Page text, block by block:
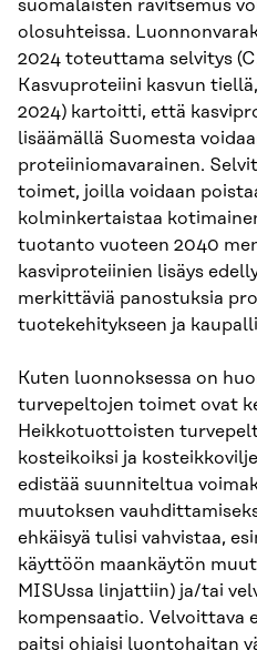
suomalaisten ravitsemus
olosuhteissa.
2024 toteuttama selvitys
Kasvuproteiini kasvun
2024) kartoitti, että
lisäämällä Suomesta
proteiiniomavarainen.
toimet, joilla voidaan
kolminkertaistaa
tuotanto vuoteen 2040
kasviproteiinien lisäys
merkittäviä panostuksia
tuotekehitykseen ja
Kuten luonnoksessa on
turvepeltojen toimet ovat
Heikkotuottoisten
kosteikoiksi ja
edistää suunniteltua
muutoksen
ehkäisyä tulisi vahvistaa,
käyttöön maankäytön
MISUssa linjattiin) ja/tai
kompensaatio. Velvoittava
paitsi ohjaisi luontohaitan